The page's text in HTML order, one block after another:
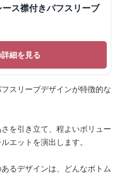
ス襟付きパフスリーブ
細を見る
スリーブデザインが特徴的な
を引き立て、程よいボリュー
エットを演出します。
るデザインは、どんなボトム